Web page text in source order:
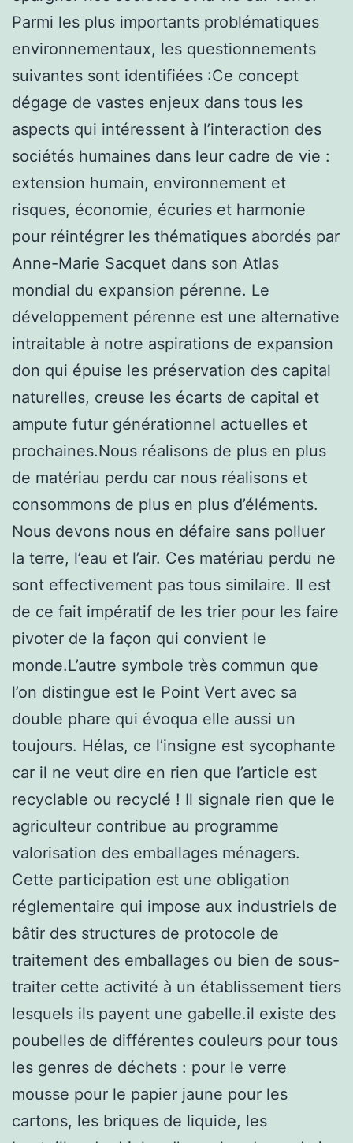
Parmi les plus importants problématiques
environnementaux, les questionnements
suivantes sont identifiées :Ce concept
dégage de vastes enjeux dans tous les
aspects qui intéressent à l’interaction des
sociétés humaines dans leur cadre de vie :
extension humain, environnement et
risques, économie, écuries et harmonie
pour réintégrer les thématiques abordés par
Anne-Marie Sacquet dans son Atlas
mondial du expansion pérenne. Le
développement pérenne est une alternative
intraitable à notre aspirations de expansion
don qui épuise les préservation des capital
naturelles, creuse les écarts de capital et
ampute futur générationnel actuelles et
prochaines.Nous réalisons de plus en plus
de matériau perdu car nous réalisons et
consommons de plus en plus d’éléments.
Nous devons nous en défaire sans polluer
la terre, l’eau et l’air. Ces matériau perdu ne
sont effectivement pas tous similaire. Il est
de ce fait impératif de les trier pour les faire
pivoter de la façon qui convient le
monde.L’autre symbole très commun que
l’on distingue est le Point Vert avec sa
double phare qui évoqua elle aussi un
toujours. Hélas, ce l’insigne est sycophante
car il ne veut dire en rien que l’article est
recyclable ou recyclé ! Il signale rien que le
agriculteur contribue au programme
valorisation des emballages ménagers.
Cette participation est une obligation
réglementaire qui impose aux industriels de
bâtir des structures de protocole de
traitement des emballages ou bien de sous-
traiter cette activité à un établissement tiers
lesquels ils payent une gabelle.il existe des
poubelles de différentes couleurs pour tous
les genres de déchets : pour le verre
mousse pour le papier jaune pour les
cartons, les briques de liquide, les